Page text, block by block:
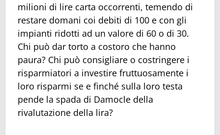
milioni di lire carta occorrenti, temendo di
restare domani coi debiti di 100 e con gli
impianti ridotti ad un valore di 60 o di 30.
Chi può dar torto a costoro che hanno
paura? Chi può consigliare o costringere i
risparmiatori a investire fruttuosamente i
loro risparmi se e finché sulla loro testa
pende la spada di Damocle della
rivalutazione della lira?